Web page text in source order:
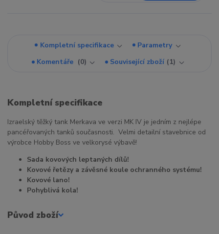
Kompletní specifikace
Parametry
Komentáře
0 Související zboží 1
Kompletní specifikace
Izraelský těžký tank Merkava ve verzi MK IV je jedním z nejlépe
pancéřovaných tanků současnosti. Velmi detailní stavebnice od
výrobce Hobby Boss ve velkorysé výbavě!
Sada kovových leptaných dílů!
Kovové řetězy a závěsné koule ochranného systému!
Kovové lano!
Pohyblivá kola!
Původ zboží